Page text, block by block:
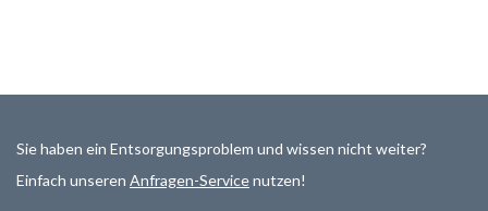
Sie haben ein Entsorgungsproblem und wissen nicht weiter?
Einfach unseren Anfragen-Servicenutzen!